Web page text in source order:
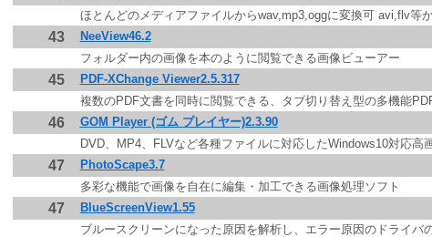
ほとんどのメディアファイルからwav,mp3,oggに変換可 avi,flv等
43 NeeView46.2
フォルダー内の画像を本のように閲覧できる画像ビューアー
45 PDF-XChange Viewer2.5.317
複数のPDF文書を同時に閲覧できる、タブ切り替え型の多機能
46 GOM Player (ゴム プレイヤー)2.3.90
DVD、MP4、FLVなど各種ファイルに対応したWindows10対応高
47 PhotoScape3.7
多彩な機能で画像を自在に編集・加工できる画像処理ソフト
47 BlueScreenView1.55
ブルースクリーンになった原因を解析し、エラー原因のドライバ